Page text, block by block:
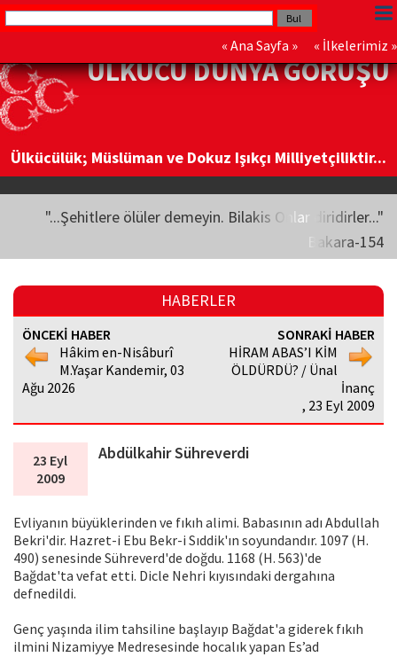
« Ana Sayfa » « İlkelerimiz »
ÜLKÜCÜ DÜNYA GÖRÜŞÜ
Ülkücülük; Müslüman ve Dokuz Işıkçı Milliyetçiliktir...
"...Şehitlere ölüler demeyin. Bilakis Onlar diridirler..."
Bakara-154
HABERLER
ÖNCEKİ HABER
Hâkim en-Nisâburî
M.Yaşar Kandemir, 03
Ağu 2026
SONRAKİ HABER
HİRAM ABAS’I KİM
ÖLDÜRDÜ? / Ünal
İnanç
, 23 Eyl 2009
23 Eyl
2009
Abdülkahir Sühreverdi
Evliyanın büyüklerinden ve fıkıh alimi. Babasının adı Abdullah
Bekri'dir. Hazret-i Ebu Bekr-i Sıddik'ın soyundandır. 1097 (H.
490) senesinde Sühreverd'de doğdu. 1168 (H. 563)'de
Bağdat'ta vefat etti. Dicle Nehri kıyısındaki dergahına
defnedildi.
Genç yaşında ilim tahsiline başlayıp Bağdat'a giderek fıkıh
ilmini Nizamiyye Medresesinde hocalık yapan Es’ad